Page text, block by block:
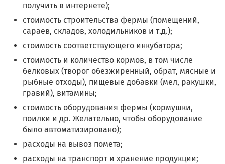
получить в интернете);
стоимость строительства фермы (помещений,
сараев, складов, холодильников и т.д.);
стоимость соответствующего инкубатора;
стоимость и количество кормов, в том числе
белковых (творог обезжиренный, обрат, мясные и
рыбные отходы), пищевые добавки (мел, ракушки,
гравий), витамины;
стоимость оборудования фермы (кормушки,
поилки и др. Желательно, чтобы оборудование
было автоматизировано);
расходы на вывоз помета;
расходы на транспорт и хранение продукции;